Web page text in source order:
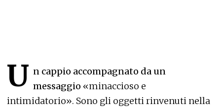
U n cappio accompagnato da un
messaggio «minaccioso e
intimidatorio». Sono gli oggetti rinvenuti nella